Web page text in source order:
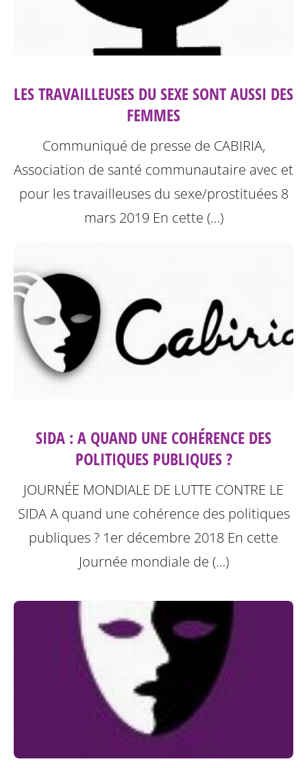
LES TRAVAILLEUSES DU SEXE SONT AUSSI DES
FEMMES
Communiqué de presse de CABIRIA,
Association de santé communautaire avec et
pour les travailleuses du sexe/prostituées 8
mars 2019 En cette (…)
SIDA : A QUAND UNE COHÉRENCE DES
POLITIQUES PUBLIQUES ?
JOURNÉE MONDIALE DE LUTTE CONTRE LE
SIDA A quand une cohérence des politiques
publiques ? 1er décembre 2018 En cette
Journée mondiale de (…)